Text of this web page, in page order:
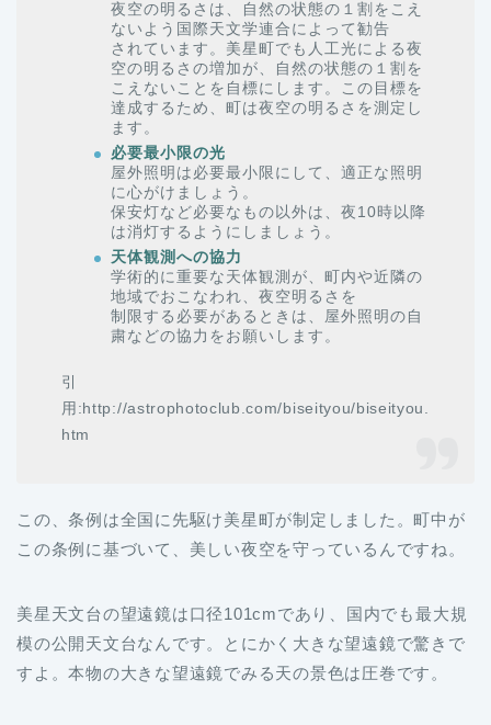
夜空の明るさは、自然の状態の１割をこえ
ないよう国際天文学連合によって勧告
されています。美星町でも人工光による夜
空の明るさの増加が、自然の状態の１割を
こえないことを自標にします。この目標を
達成するため、町は夜空の明るさを測定し
ます。
必要最小限の光
屋外照明は必要最小限にして、適正な照明
に心がけましょう。
保安灯など必要なもの以外は、夜10時以降
は消灯するようにしましょう。
天体観測への協力
学術的に重要な天体観測が、町内や近隣の
地域でおこなわれ、夜空明るさを
制限する必要があるときは、屋外照明の自
粛などの協力をお願いします。
引
用:http://astrophotoclub.com/biseityou/biseityou.
htm
この、条例は全国に先駆け美星町が制定しました。町中が
この条例に基づいて、美しい夜空を守っているんですね。
美星天文台の望遠鏡は口径101cmであり、国内でも最大規
模の公開天文台なんです。とにかく大きな望遠鏡で驚きで
すよ。本物の大きな望遠鏡でみる天の景色は圧巻です。